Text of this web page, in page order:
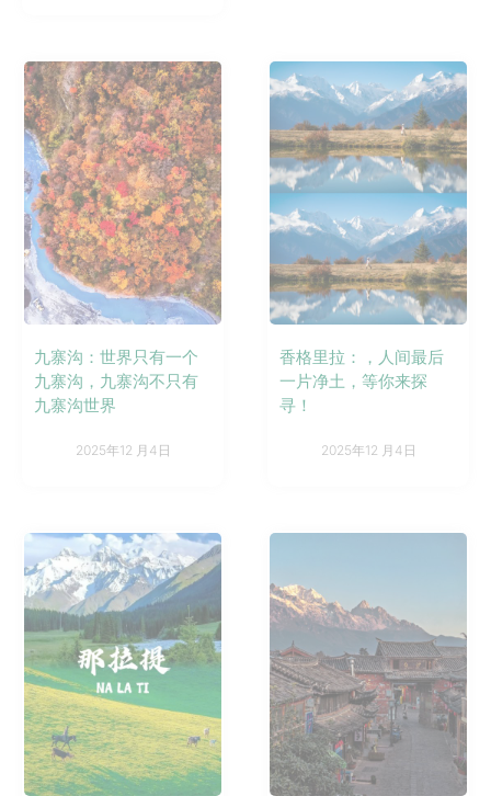
九寨沟：世界只有一个
九寨沟，九寨沟不只有
九寨沟世界
2025年12 月4日
香格里拉：，人间最后
一片净土，等你来探
寻！
2025年12 月4日